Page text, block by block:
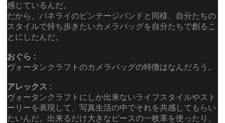
感じているんだ。
だから、パネライのビンテージバンドと同様、自分たちの
スタイルで持ち歩きたいカメラバッグを自分たちで創るこ
とにしたんだ。
おぐら :
ヴォータンクラフトのカメラバッグの特徴はなんだろう。
アレックス :
ヴォータンクラフトにしか出来ないライフスタイルやスト
ーリーを表現して、写真生活の中でそれを共感してもらい
たいんだ。出来るだけ大きなピースの一枚革を使ったり、